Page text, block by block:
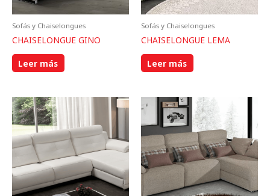
Sofás y Chaiselongues
CHAISELONGUE GINO
Leer más
Sofás y Chaiselongues
CHAISELONGUE LEMA
Leer más